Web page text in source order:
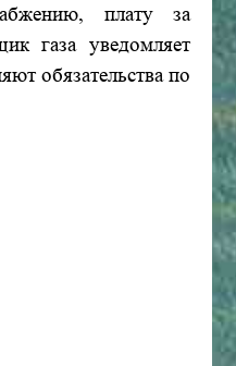
плату за
газа уведомляет
обязательства по